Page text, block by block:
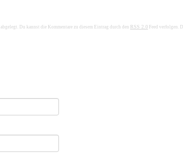
abgelegt. Du kannst die Kommentare zu diesem Eintrag durch den RSS 2.0 Feed verfolgen.